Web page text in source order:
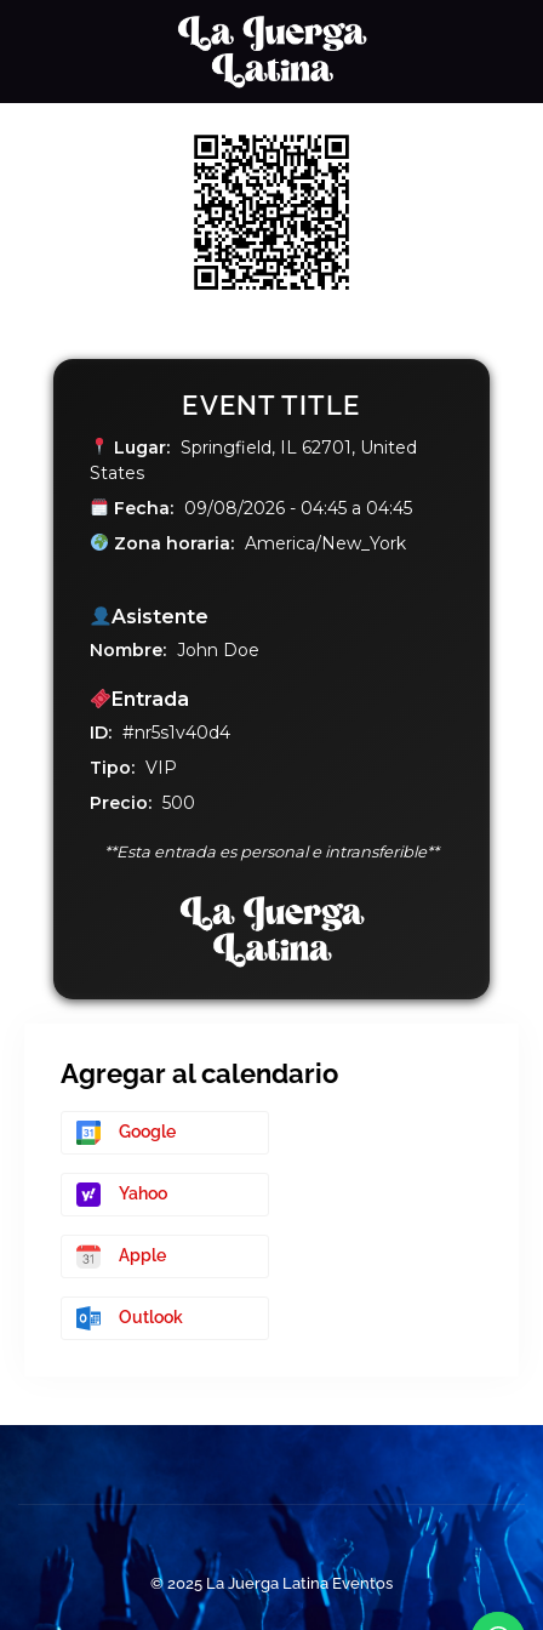
EVENT TITLE
Lugar: Springfield, IL 62701, United
States
Fecha: 09/08/2026 - 04:45 a 04:45
Zona horaria: America/New_York
Asistente
Nombre: John Doe
Entrada
ID: #nr5s1v40d4
Tipo: VIP
Precio: 500
**Esta entrada es personal e intransferible**
Agregar al calendario
Google
Yahoo
Apple
Outlook
© 2025 La Juerga Latina Eventos